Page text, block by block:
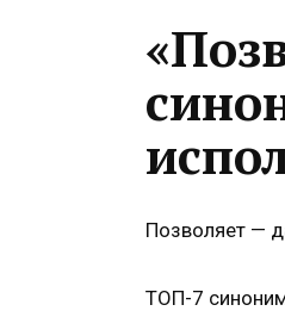
Позволяет —
ТОП-7